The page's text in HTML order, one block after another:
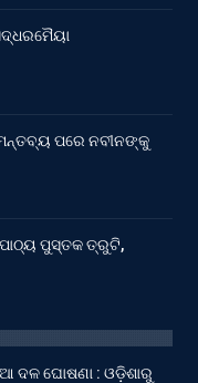
ପରେ ନବୀନଙ୍କୁ
ପୁସ୍ତକ ତ୍ରୁଟି,
ଦଳ ଘୋଷଣା : ଓଡ଼ିଶାରୁ